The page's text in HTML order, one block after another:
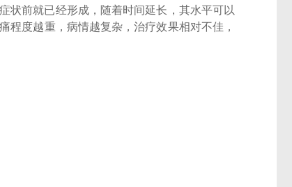
状前就已经形成，随着时间延长，其水平可以
程度越重，病情越复杂，治疗效果相对不佳，